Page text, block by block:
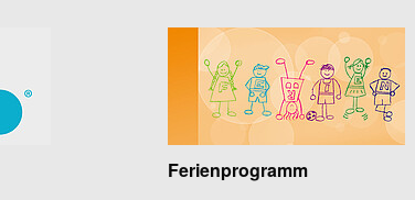
Ferienprogramm